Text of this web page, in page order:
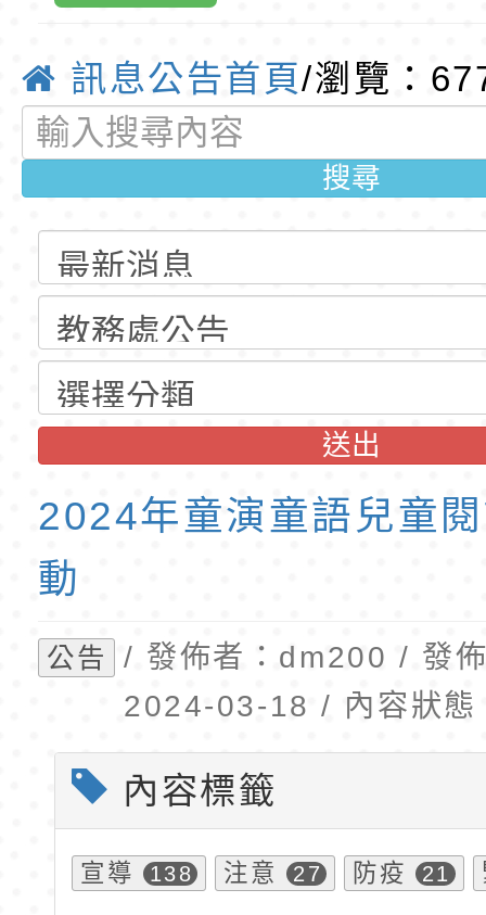
梯特教代課教師甄選
公告(尚有缺額)
東門國小115學年度
梯特教代理教師甄選
公告(尚有缺額)
特殊教育學生及幼兒
明手冊(修訂版)與學
說明影片
轉知臺中市政府政風
光城市手牽手，綠能
走」動畫影片
本府115年70歲以上
員健康講座「吃得安
心」，請退休同仁踴
清華光罩教學專業論
動時代中的好老師：
教師韌性
轉環境部「淨零綠領
程」
轉農業部桃園區農業
「115年食農教育專
訓練課程」，歡迎已
育專業人員資格者報
錄取公告-桃園市桃
民小學115學年度「
理人員」甄選
訊息公告首頁/瀏覽：
搜尋
送出
2024年童演童語兒童
動
公告
/ 發佈者：dm200 / 發
2024-03-18 / 內容狀態
內容標籤
宣導 138 注意 27 防疫 21